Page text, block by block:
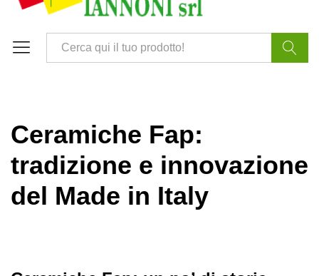
Ceramiche Fap:
tradizione e innovazione
del Made in Italy